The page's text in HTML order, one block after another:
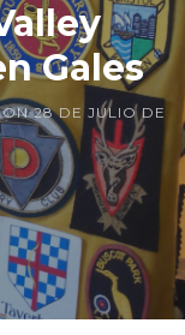
Gales
28 DE JULIO DE